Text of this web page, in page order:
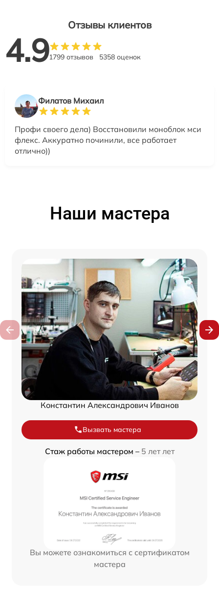
Отзывы клиентов
4.91799 отзывов 5358 оценок
Филатов Михаил
Профи своего дела) Восстановили моноблок мси
флекс. Аккуратно починили, все работает
отлично))
Наши мастера
Константин Александрович Иванов
Вызвать мастера
Стаж работы мастером – 5 лет лет
Вы можете ознакомиться с сертификатом
мастера